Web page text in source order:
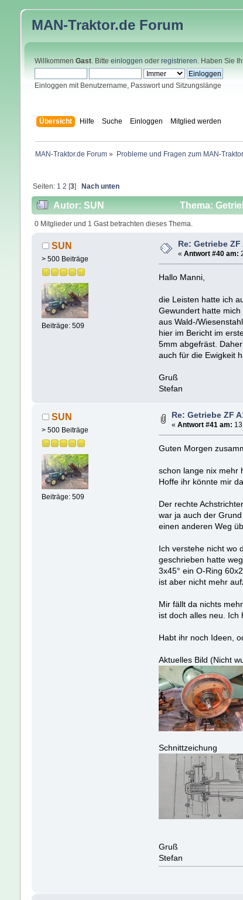
MAN-Traktor.de Forum
Willkommen Gast. Bitte einloggen oder registrieren. Haben Sie
Einloggen mit Benutzername, Passwort und Sitzungslänge
Übersicht Hilfe Suche Einloggen Mitglied werden
MAN-Traktor.de Forum » Probleme und Fragen zum MAN-Traktor
Seiten: 1 2 [3]Nach unten
Autor: SUN Thema:
0 Mitglieder und 1 Gast betrachten dieses Thema.
SUN
> 500 Beiträge
Beiträge: 509
Re: Getriebe
« Antwort #40 am:
Hallo Manni,
die Leisten hatte ich
Gewundert hatte
aus Wald-/
hier im Bericht im
5mm abgefräst.
auch für die Ewigkeit
Gruß
Stefan
SUN
> 500 Beiträge
Beiträge: 509
Re: Getriebe ZF
« Antwort #41 am:
Guten Morgen
schon lange nix mehr
Hoffe ihr könnte mir
Der rechte
war ja auch der
einen anderen Weg
Ich verstehe nicht wo
geschrieben hatte
3x45° ein O-Ring
ist aber nicht mehr
Mir fällt da nichts
ist doch alles neu. Ich
Habt ihr noch Ideen,
Aktuelles Bild (Nicht
Schnittzeichung
Gruß
Stefan